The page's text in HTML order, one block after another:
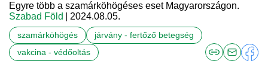
Egyre több a szamárköhögéses eset Magyarországon.
Szabad Föld
| 2024.08.05.
szamárköhögés
járvány - fertőző betegség
vakcina - védőoltás